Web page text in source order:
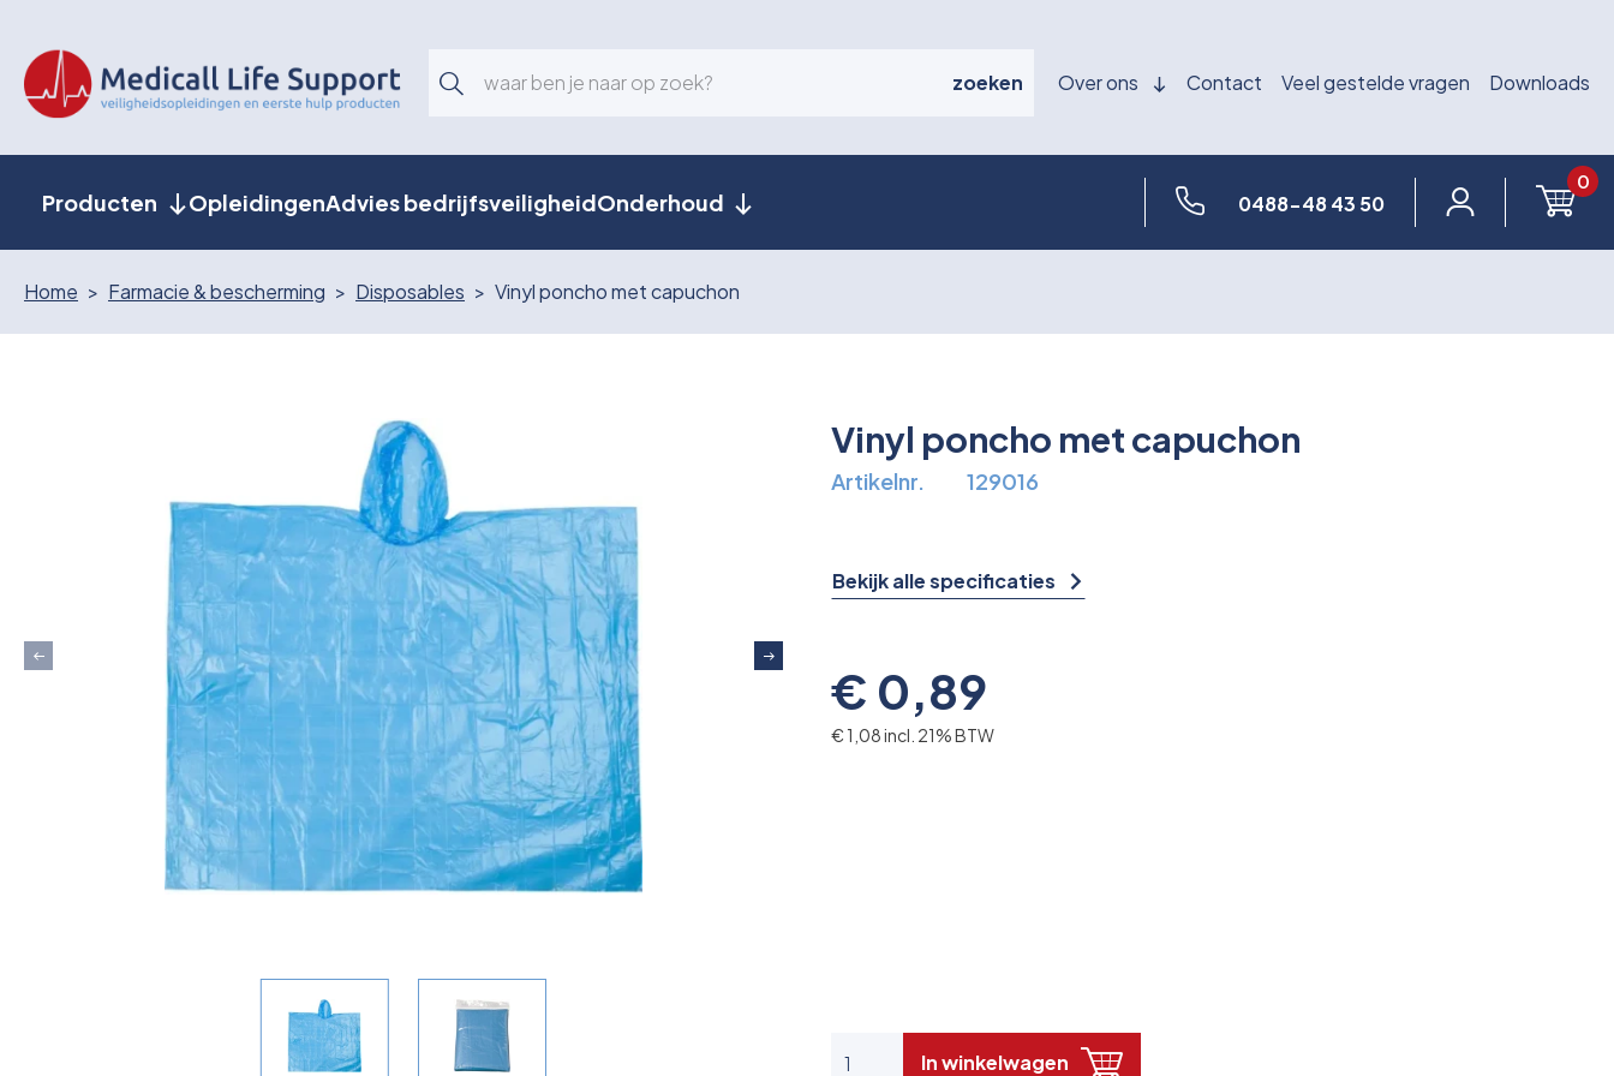
zoeken Over ons Contact Veel gestelde vragen Downloads
Producten OpleidingenAdvies bedrijfsveiligheidOnderhoud 0488-48 43 50
0
Home Farmacie & bescherming Disposables Vinyl poncho met capuchon
Vinyl poncho met capuchon
Artikelnr. 129016
Bekijk alle specificaties
€ 0,89
€ 1,08 incl. 21% BTW
In winkelwagen